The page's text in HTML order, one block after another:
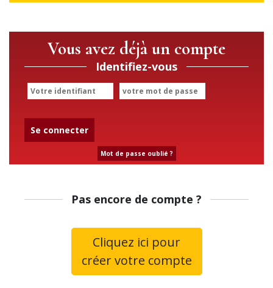
Vous avez déjà un compte
Identifiez-vous
Se connecter
Mot de passe oublié ?
Pas encore de compte ?
Cliquez ici pour
créer votre compte